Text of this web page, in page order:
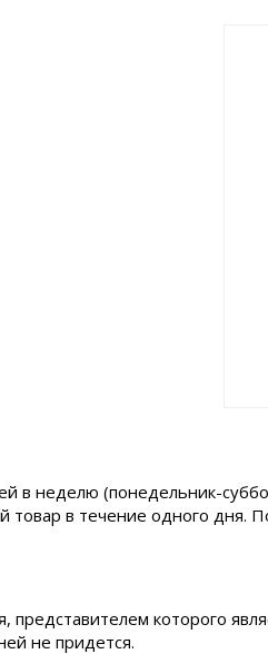
в неделю (понедельник-
в течение одного дня.
которого
не придется.